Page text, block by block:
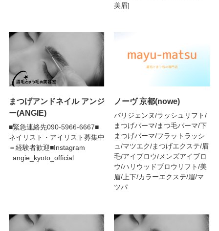
美眉]
まつげアンドネイル アンジ
ー(ANGIE)
■緊急連絡先090-5966-6667■
ネイリスト・アイリスト募集中
＝経験者歓迎■Instagram
angie_kyoto_official
ノーヴ 京都(nowe)
パリジェンヌ/ラッシュリフト/
まつげパーマ/まつ毛パーマ/下
まつげパーマ/フラットラッシ
ュ/マツエク/まつげエクステ/眉
毛/アイブロウ/メンズアイブロ
ウ/ハリウッドブロウリフト/美
眉/上下/カラーエクステ/眉/マ
ツパ